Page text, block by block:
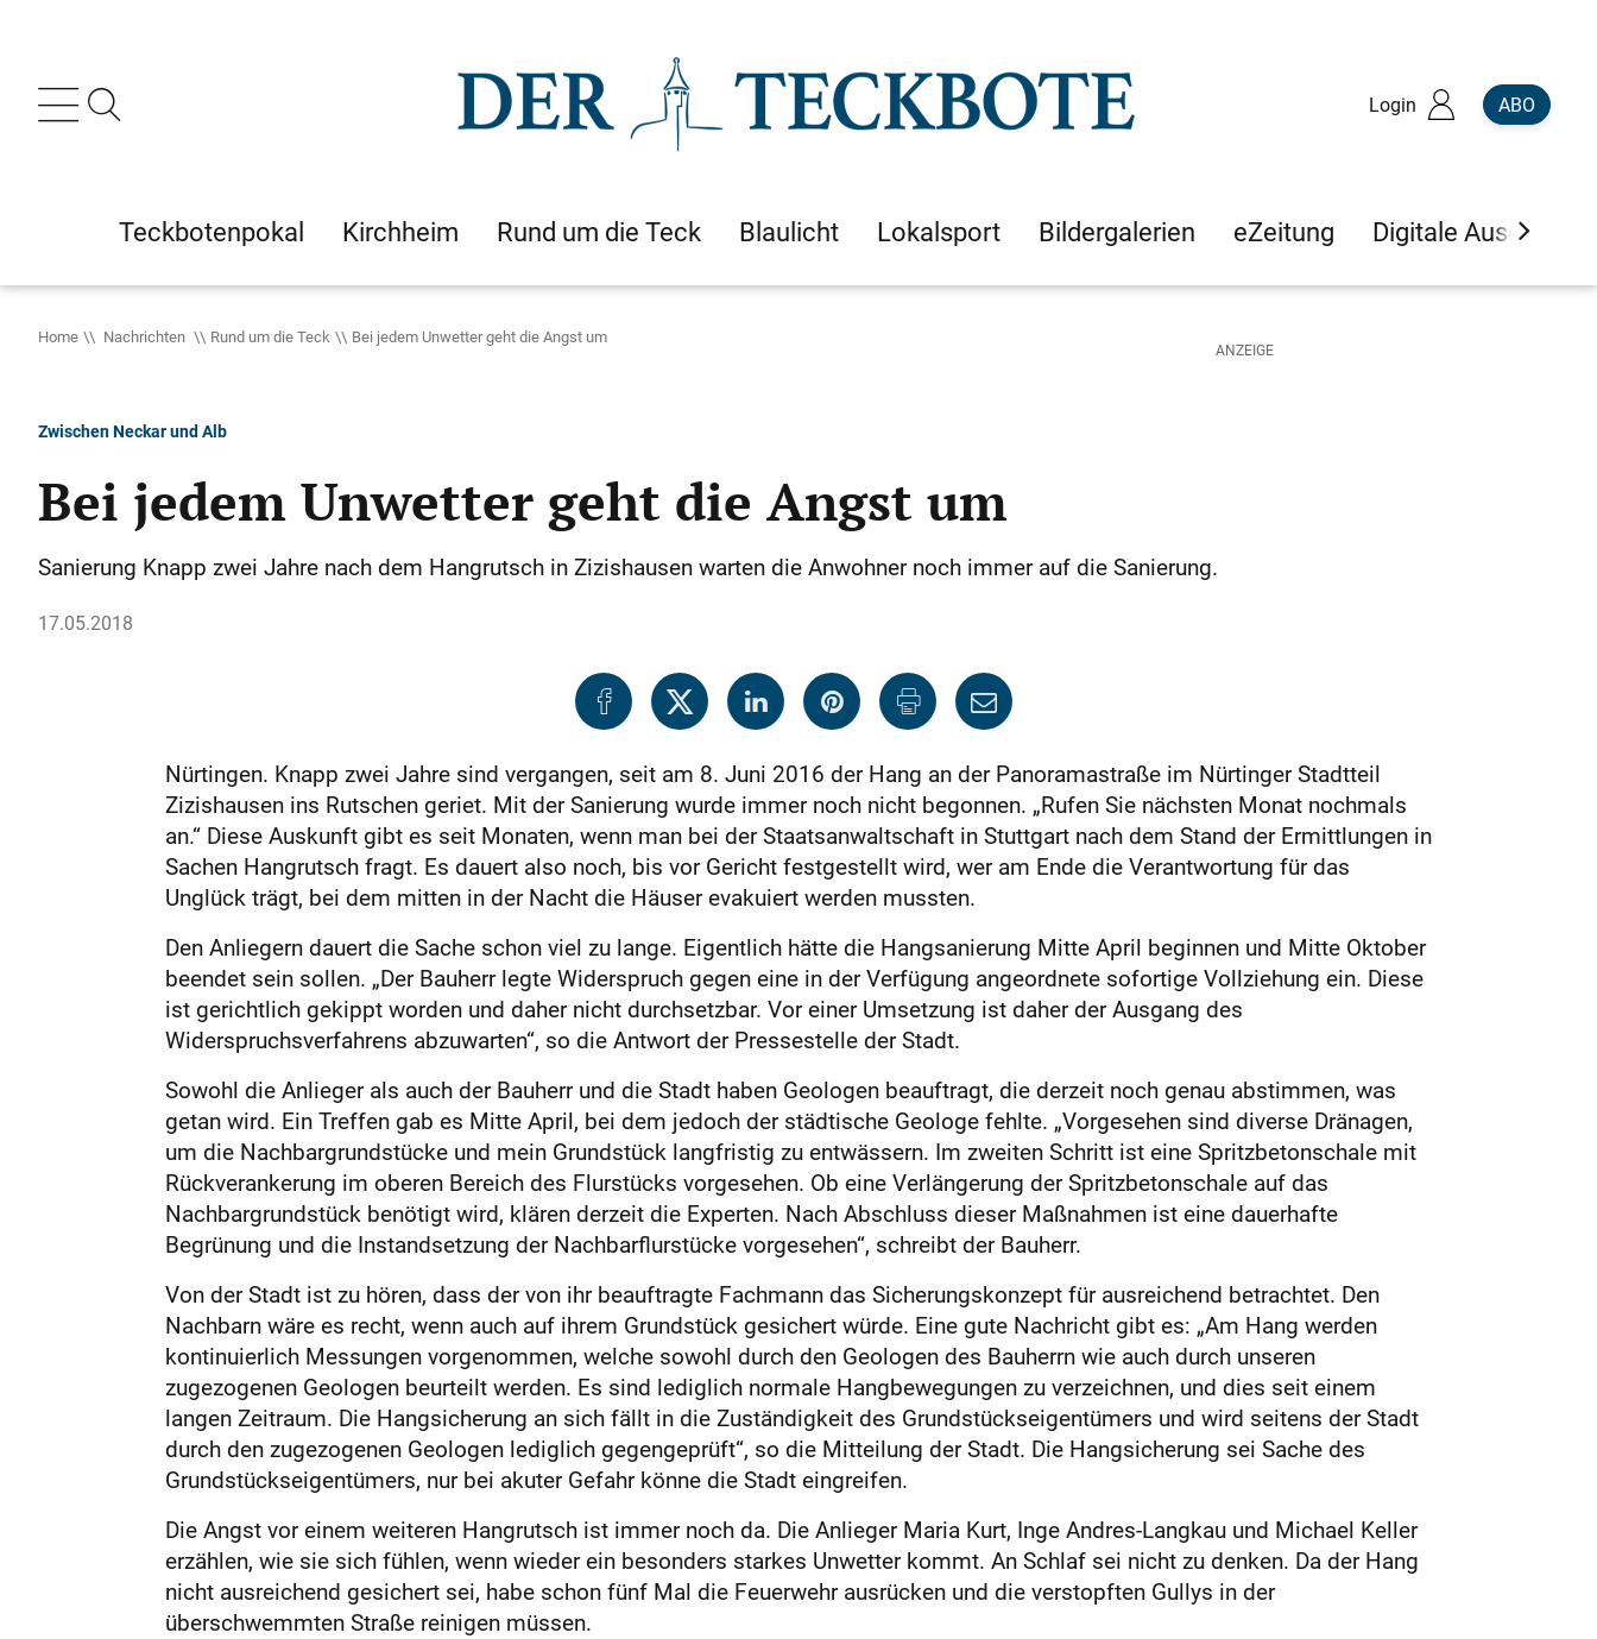
Login ABO
Teckbotenpokal Kirchheim Rund um die Teck Blaulicht Lokalsport Bildergalerien eZeitung Digitale Ausgaben
Home Nachrichten Rund um die Teck Bei jedem Unwetter geht die Angst um
Zwischen Neckar und Alb
Bei jedem Unwetter geht die Angst um
Sanierung Knapp zwei Jahre nach dem Hangrutsch in Zizishausen warten die Anwohner noch immer auf die Sanierung.
17.05.2018
Nürtingen. Knapp zwei Jahre sind vergangen, seit am 8. Juni 2016 der Hang an der Panoramastraße im Nürtinger Stadtteil
Zizishausen ins Rutschen geriet. Mit der Sanierung wurde immer noch nicht begonnen. „Rufen Sie nächsten Monat nochmals
an.“ Diese Auskunft gibt es seit Monaten, wenn man bei der Staatsanwaltschaft in Stuttgart nach dem Stand der Ermittlungen in
Sachen Hangrutsch fragt. Es dauert also noch, bis vor Gericht festgestellt wird, wer am Ende die Verantwortung für das
Unglück trägt, bei dem mitten in der Nacht die Häuser evakuiert werden mussten.
Den Anliegern dauert die Sache schon viel zu lange. Eigentlich hätte die Hangsanierung Mitte April beginnen und Mitte Oktober
beendet sein sollen. „Der Bauherr legte Widerspruch gegen eine in der Verfügung angeordnete sofortige Vollziehung ein. Diese
ist gerichtlich gekippt worden und daher nicht durchsetzbar. Vor einer Umsetzung ist daher der Ausgang des
Widerspruchsverfahrens abzuwarten“, so die Antwort der Pressestelle der Stadt.
Sowohl die Anlieger als auch der Bauherr und die Stadt haben Geologen beauftragt, die derzeit noch genau abstimmen, was
getan wird. Ein Treffen gab es Mitte April, bei dem jedoch der städtische Geologe fehlte. „Vorgesehen sind diverse Dränagen,
um die Nachbargrundstücke und mein Grundstück langfristig zu entwässern. Im zweiten Schritt ist eine Spritzbetonschale mit
Rückverankerung im oberen Bereich des Flurstücks vorgesehen. Ob eine Verlängerung der Spritzbetonschale auf das
Nachbargrundstück benötigt wird, klären derzeit die Experten. Nach Abschluss dieser Maßnahmen ist eine dauerhafte
Begrünung und die Instandsetzung der Nachbarflurstücke vorgesehen“, schreibt der Bauherr.
Von der Stadt ist zu hören, dass der von ihr beauftragte Fachmann das Sicherungskonzept für ausreichend betrachtet. Den
Nachbarn wäre es recht, wenn auch auf ihrem Grundstück gesichert würde. Eine gute Nachricht gibt es: „Am Hang werden
kontinuierlich Messungen vorgenommen, welche sowohl durch den Geologen des Bauherrn wie auch durch unseren
zugezogenen Geologen beurteilt werden. Es sind lediglich normale Hangbewegungen zu verzeichnen, und dies seit einem
langen Zeitraum. Die Hangsicherung an sich fällt in die Zuständigkeit des Grundstückseigentümers und wird seitens der Stadt
durch den zugezogenen Geologen lediglich gegengeprüft“, so die Mitteilung der Stadt. Die Hangsicherung sei Sache des
Grundstückseigentümers, nur bei akuter Gefahr könne die Stadt eingreifen.
Die Angst vor einem weiteren Hangrutsch ist immer noch da. Die Anlieger Maria Kurt, Inge Andres-Langkau und Michael Keller
erzählen, wie sie sich fühlen, wenn wieder ein besonders starkes Unwetter kommt. An Schlaf sei nicht zu denken. Da der Hang
nicht ausreichend gesichert sei, habe schon fünf Mal die Feuerwehr ausrücken und die verstopften Gullys in der
überschwemmten Straße reinigen müssen.